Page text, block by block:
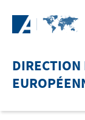
DIRECTION